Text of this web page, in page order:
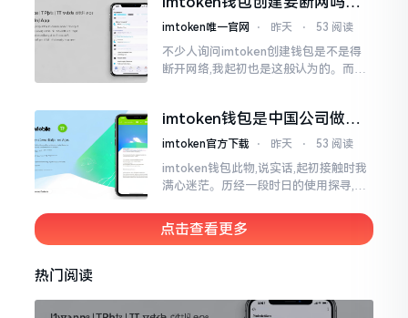
老玩家说说真实情况
imtoken唯一官网 ⋅ 昨天 ⋅ 53 阅读
不少人询问imtoken创建钱包是不是得
断开网络,我起初也是这般认为的。而后
人攻击
imtoken钱包是中国公司做的
吗？一文说清楚
imtoken官方下载 ⋅ 昨天 ⋅ 53 阅读
imtoken钱包此物,说实话,起初接触时我
满心迷茫。历经一段时日的使用探寻,我
来,这款钱包乃中国团队打造,其创始人为
李鹏
点击查看更多
热门阅读